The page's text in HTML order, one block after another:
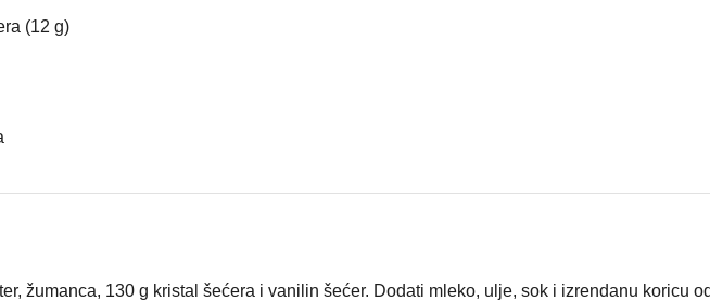
(12 g)
žumanca, 130 g kristal šećera i vanilin šećer. Dodati mleko, ulje, sok i izrendanu koricu od